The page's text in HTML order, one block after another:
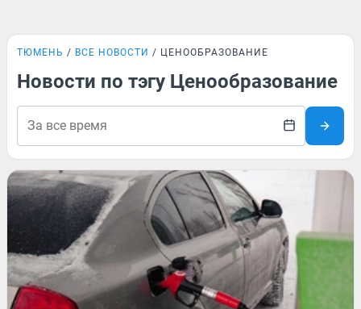
ТЮМЕНЬ ВСЕ НОВОСТИ ЦЕНООБРАЗОВАНИЕ
Новости по тэгу Ценообразование